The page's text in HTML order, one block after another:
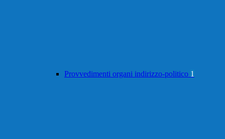
Provvedimenti organi indirizzo-politico 1